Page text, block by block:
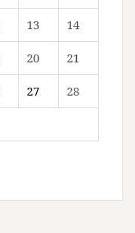
13 14
20 21
27 28